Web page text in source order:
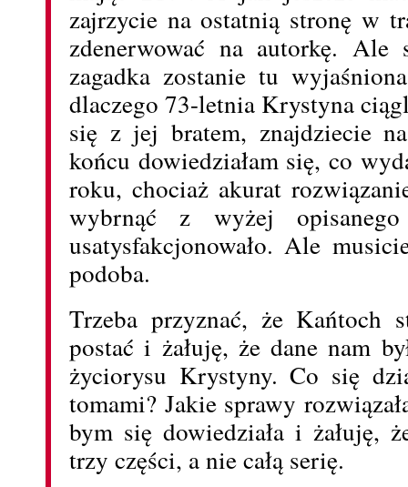
zajrzycie na ostatnią stronę w
zdenerwować na autorkę. Ale
zagadka zostanie tu
dlaczego 73-letnia Krystyna
się z jej bratem, znajdziecie
końcu dowiedziałam się, co
roku, chociaż akurat
wybrnąć z wyżej
usatysfakcjonowało. Ale
podoba.
Trzeba przyznać, że Kańtoch
postać i żałuję, że dane nam
życiorysu Krystyny. Co się
tomami? Jakie sprawy
bym się dowiedziała i żałuję,
trzy części, a nie całą serię.